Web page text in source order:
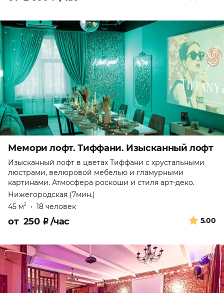
Мемори лофт. Тиффани. Изысканный лофт
Изысканный лофт в цветах Тиффани с хрустальными
люстрами, велюровой мебелью и гламурными
картинами. Атмосфера роскоши и стиля арт-деко.
Нижегородская (7мин.)
45 м2 • 18 человек
5.00
от 250 ₽/час